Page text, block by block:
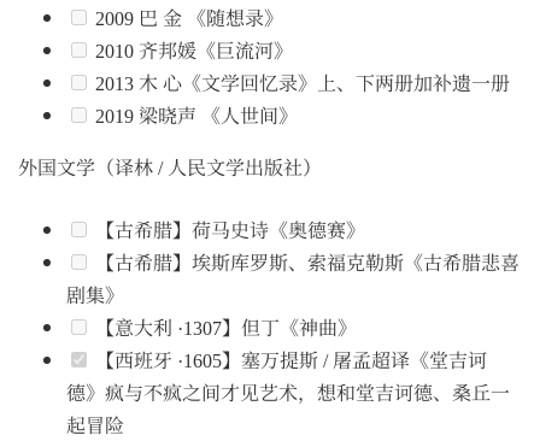
2009 巴 金 《随想录》
2010 齐邦媛《巨流河》
2013 木 心《文学回忆录》上、下两册加补遗一册
2019 梁晓声 《人世间》
外国文学（译林 / 人民文学出版社）
【古希腊】荷马史诗《奥德赛》
【古希腊】埃斯库罗斯、索福克勒斯《古希腊悲喜
剧集》
【意大利 ·1307】但丁《神曲》
【西班牙 ·1605】塞万提斯 / 屠孟超译《堂吉诃
德》疯与不疯之间才见艺术，想和堂吉诃德、桑丘一
起冒险